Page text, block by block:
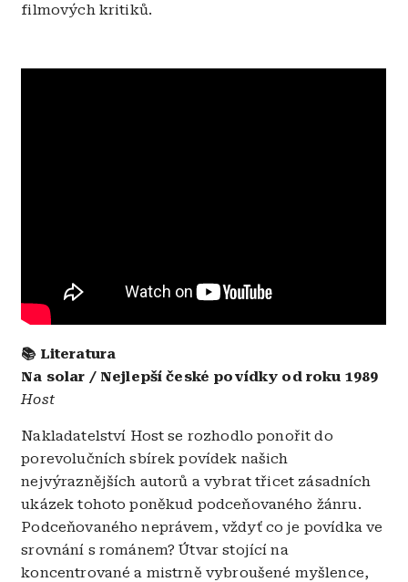
filmových kritiků.
📚 Literatura
Na solar / Nejlepší české povídky od roku 1989
Host
Nakladatelství Host se rozhodlo ponořit do
porevolučních sbírek povídek našich
nejvýraznějších autorů a vybrat třicet zásadních
ukázek tohoto poněkud podceňovaného žánru.
Podceňovaného neprávem, vždyť co je povídka ve
srovnání s románem? Útvar stojící na
koncentrované a mistrně vybroušené myšlence,